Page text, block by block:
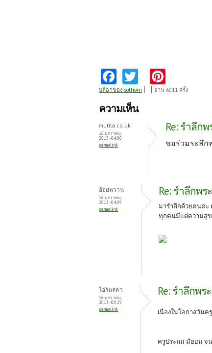
Fa
ce
b
o
o
k
w
itt
er
nt
es
t
บล็อกของ sothorn อ่าน 6011 ครั้ง
ความเห็น
mutita.co.uk
16 มกราคม,
2013 - 04:00
permalink
Re: รำลึก
ขอร่วมระลึ
อ้อยหวาน
16 มกราคม,
2013 - 04:09
permalink
Re: รำลึกพ
มารำลึกด้วยคนค่ะ
ทุกคนมีแต่ความสุ
ไอรินลดา
16 มกราคม,
2013 - 08:29
permalink
Re: รำลึกพ
เนื่องในโอกาสวัน
ครูประถม มัธยม จ